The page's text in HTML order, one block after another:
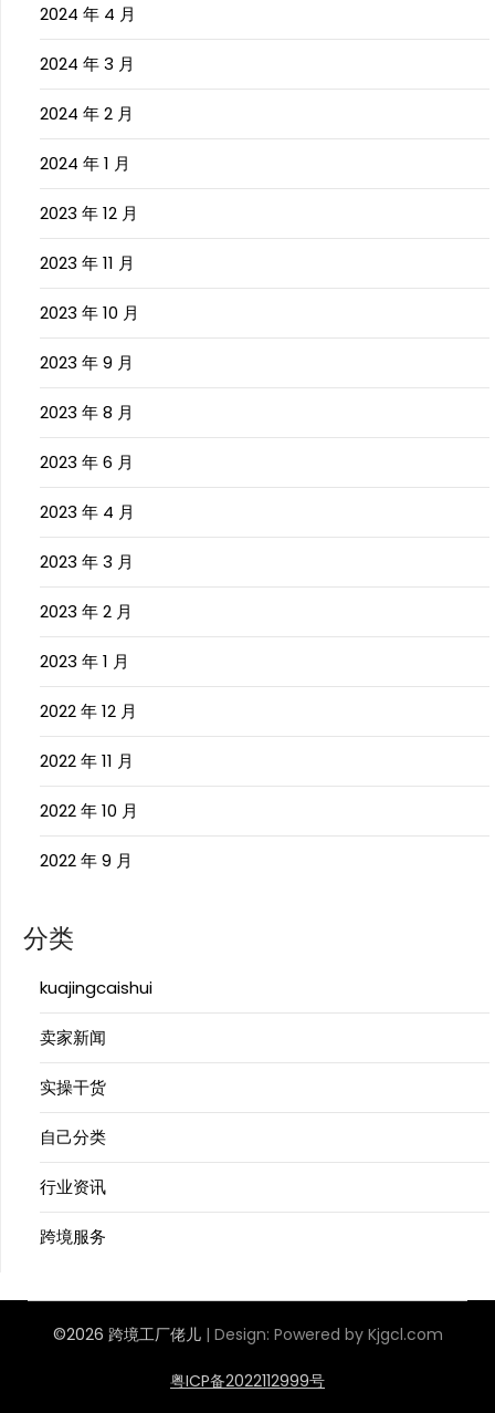
2024 年 4 月
2024 年 3 月
2024 年 2 月
2024 年 1 月
2023 年 12 月
2023 年 11 月
2023 年 10 月
2023 年 9 月
2023 年 8 月
2023 年 6 月
2023 年 4 月
2023 年 3 月
2023 年 2 月
2023 年 1 月
2022 年 12 月
2022 年 11 月
2022 年 10 月
2022 年 9 月
分类
kuajingcaishui
卖家新闻
实操干货
自己分类
行业资讯
跨境服务
©2026 跨境工厂佬儿 | Design: Powered by Kjgcl.com
粤ICP备2022112999号